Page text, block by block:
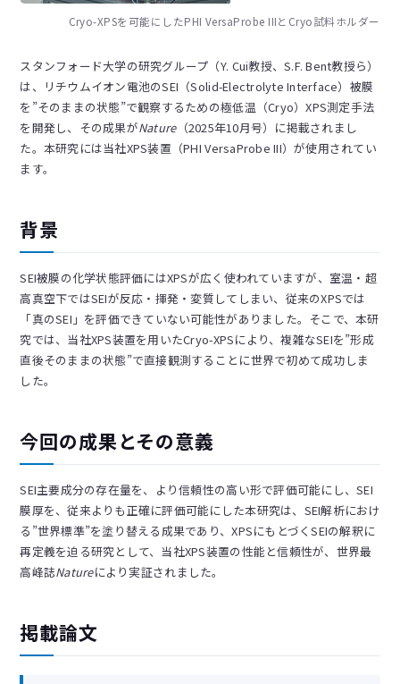
Cryo-XPSを可能にしたPHI VersaProbe IIIとCryo試料ホルダー
スタンフォード大学の研究グループ（Y. Cui教授、S.F. Bent教授ら）
は、リチウムイオン電池のSEI（Solid-Electrolyte Interface）被膜
を”そのままの状態”で観察するための極低温（Cryo）XPS測定手法
を開発し、その成果がNature（2025年10月号）に掲載されまし
た。本研究には当社XPS装置（PHI VersaProbe III）が使用されてい
ます。
背景
SEI被膜の化学状態評価にはXPSが広く使われていますが、室温・超
高真空下ではSEIが反応・揮発・変質してしまい、従来のXPSでは
「真のSEI」を評価できていない可能性がありました。そこで、本研
究では、当社XPS装置を用いたCryo-XPSにより、複雑なSEIを”形成
直後そのままの状態”で直接観測することに世界で初めて成功しま
した。
今回の成果とその意義
SEI主要成分の存在量を、より信頼性の高い形で評価可能にし、SEI
膜厚を、従来よりも正確に評価可能にした本研究は、SEI解析におけ
る”世界標準”を塗り替える成果であり、XPSにもとづくSEIの解釈に
再定義を迫る研究として、当社XPS装置の性能と信頼性が、世界最
高峰誌Natureにより実証されました。
掲載論文